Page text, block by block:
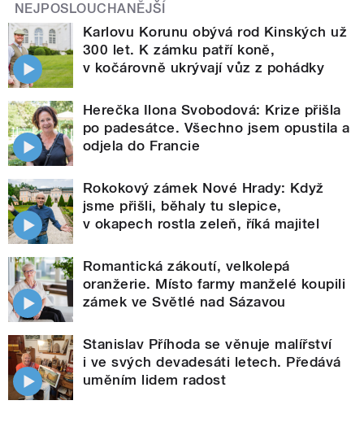
NEJPOSLOUCHANĚJŠÍ
Karlovu Korunu obývá rod Kinských už
300 let. K zámku patří koně,
v kočárovně ukrývají vůz z pohádky
Herečka Ilona Svobodová: Krize přišla
po padesátce. Všechno jsem opustila a
odjela do Francie
Rokokový zámek Nové Hrady: Když
jsme přišli, běhaly tu slepice,
v okapech rostla zeleň, říká majitel
Romantická zákoutí, velkolepá
oranžerie. Místo farmy manželé koupili
zámek ve Světlé nad Sázavou
Stanislav Příhoda se věnuje malířství
i ve svých devadesáti letech. Předává
uměním lidem radost